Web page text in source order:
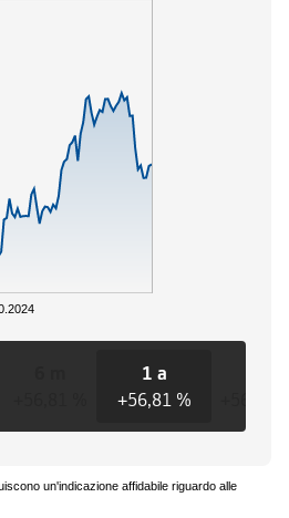
1 a
+56,81 %
un'indicazione affidabile riguardo alle